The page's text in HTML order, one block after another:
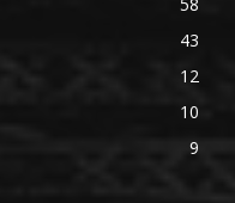
43
12
10
9